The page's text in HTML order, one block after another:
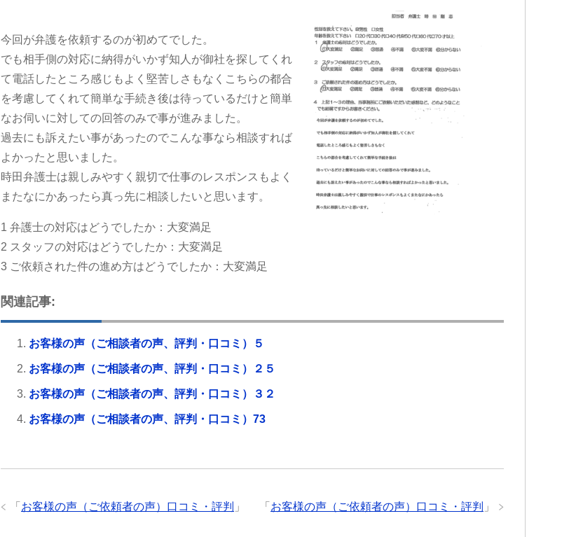
今回が弁護を依頼するのが初めてでした。
でも相手側の対応に納得がいかず知人が御社を探してくれ
て電話したところ感じもよく堅苦しさもなくこちらの都合
を考慮してくれて簡単な手続き後は待っているだけと簡単
なお伺いに対しての回答のみで事が進みました。
過去にも訴えたい事があったのでこんな事なら相談すれば
よかったと思いました。
時田弁護士は親しみやすく親切で仕事のレスポンスもよく
またなにかあったら真っ先に相談したいと思います。
1 弁護士の対応はどうでしたか：大変満足
2 スタッフの対応はどうでしたか：大変満足
3 ご依頼された件の進め方はどうでしたか：大変満足
関連記事:
お客様の声（ご相談者の声、評判・口コミ）５
お客様の声（ご相談者の声、評判・口コミ）２５
お客様の声（ご相談者の声、評判・口コミ）３２
お客様の声（ご相談者の声、評判・口コミ）73
「 お客様の声（ご依頼者の声）口コミ・評判 」
「 お客様の声（ご依頼者の声）口コミ・評判 」